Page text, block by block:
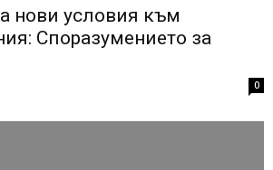
нови условия към
Споразумението за
0